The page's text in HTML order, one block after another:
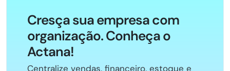
Cresça sua empresa com
organização. Conheça o
Actana!
Centralize vendas, financeiro, estoque e